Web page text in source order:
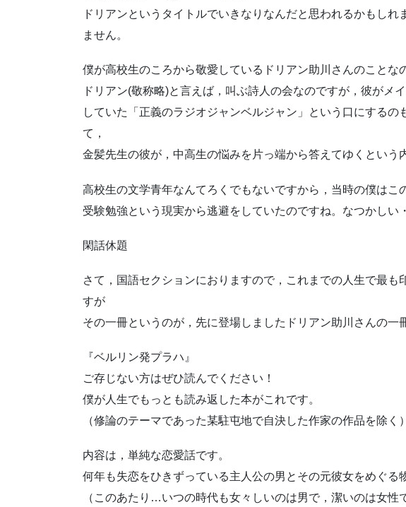
ドリアンというタイトルでいきなりなんだと思われるかもしれ
ません。
僕が高校生のころから敬愛しているドリアン助川さんのことな
ドリアン(敬称略)と言えば，叫ぶ詩人の会なのですが，彼がメ
していた「正義のラジオジャンベルジャン」という口にするの
て，
金髪先生の彼が，中高生の悩みを片っ端から答えてゆくという
高校生の文学青年なんてろくでもないですから，当時の僕はこ
受験勉強という現実から逃避をしていたのですね。なつかしい
閑話休題
さて，国語セクションにおりますので，これまでの人生で最も
すが
その一冊というのが，先に登場しましたドリアン助川さんの一
『ベルリン発プラハ』
ご存じない方はぜひ読んでください！
僕が人生でもっとも読み返した本がこれです。
（修論のテーマであった某駐屯地で自決した作家の作品を除く）
内容は，単純な恋愛話です。
何年も失恋をひきずっている主人公の男とその元彼女をめぐる
（このあたり…いつの時代も女々しいのは男で，潔いのは女性